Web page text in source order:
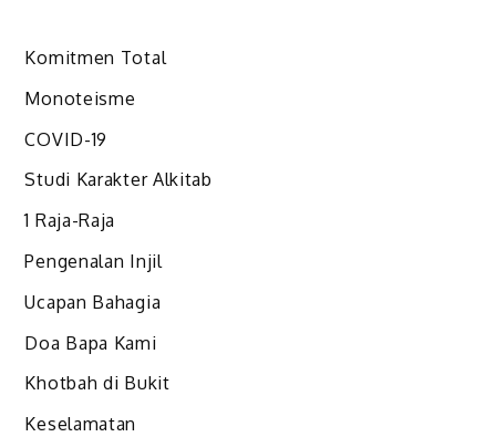
Komitmen Total
Monoteisme
COVID-19
Studi Karakter Alkitab
1 Raja-Raja
Pengenalan Injil
Ucapan Bahagia
Doa Bapa Kami
Khotbah di Bukit
Keselamatan